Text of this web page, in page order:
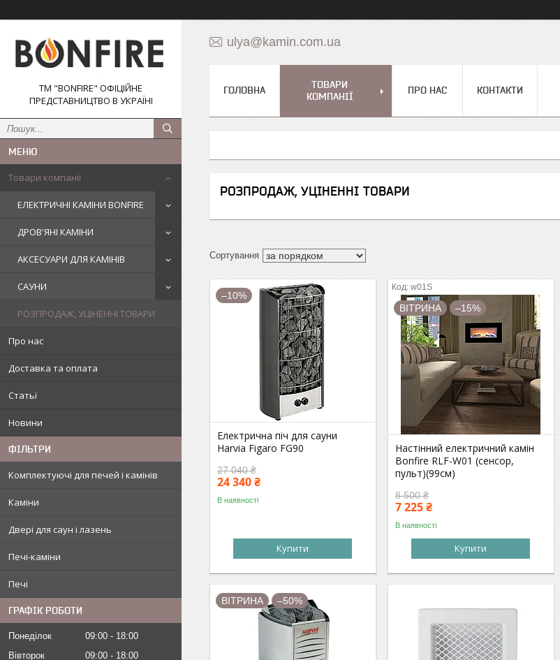
ТМ "BONFIRE" ОФІЦІЙНЕ
ПРЕДСТАВНИЦТВО В УКРАЇНІ
Товари компанії
ЕЛЕКТРИЧНІ КАМІНИ BONFIRE
ДРОВ'ЯНІ КАМІНИ
АКСЕСУАРИ ДЛЯ КАМІНІВ
САУНИ
РОЗПРОДАЖ, УЦІНЕННІ ТОВАРИ
Про нас
Доставка та оплата
Статьї
Новини
ФІЛЬТРИ
Комплектуючі для печей і камінів
Каміни
Двері для саун і лазень
Печі-каміни
Печі
ГРАФІК РОБОТИ
Понеділок 09:00
18:00
Вівторок
09:00
18:00
ulya@kamin.com.ua
ГОЛОВНА
ТОВАРИ
КОМПАНІЇ
ПРО НАС КОНТАКТИ
РОЗПРОДАЖ, УЦІНЕННІ ТОВАРИ
–10%
Електрична піч для сауни
Harvia Figaro FG90
27 040 ₴
24 340 ₴
В наявності
Купити
w01S
ВІТРИНА –15%
Настінний електричний камін
Bonfire RLF-W01 (сенсор,
пульт)(99см)
8 500 ₴
7 225 ₴
В наявності
Купити
ВІТРИНА –50%